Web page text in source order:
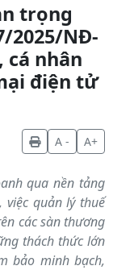
trọng
2025/NĐ-
cá nhân
điện tử
A -
A+
qua nền tảng
việc quản lý thuế
các sàn thương
thách thức lớn
bảo minh bạch,